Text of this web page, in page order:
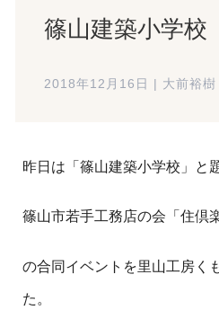
篠山建築小学校
2018年12月16日 大前裕樹
昨日は「篠山建築小学校」と
篠山市若手工務店の会「住倶
の合同イベントを里山工房く
た。